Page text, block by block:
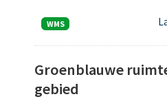
WMS
Groenblauwe
gebied